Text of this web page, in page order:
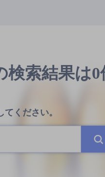
検索結果は0
ください。